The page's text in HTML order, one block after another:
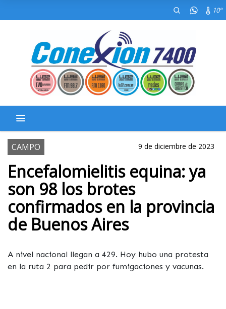
10º
CAMPO 9 de diciembre de 2023
Encefalomielitis equina: ya
son 98 los brotes
confirmados en la provincia
de Buenos Aires
A nivel nacional llegan a 429. Hoy hubo una protesta
en la ruta 2 para pedir por fumigaciones y vacunas.